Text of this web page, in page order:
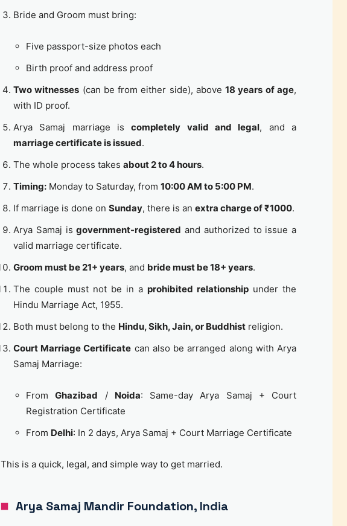
Bride and Groom must bring:
Five passport-size photos each
Birth proof and address proof
Two witnesses (can be from either side), above18 years of age,
with ID proof.
Arya Samaj marriage iscompletely valid and legal, and a
marriage certificate is issued.
The whole process takes about 2 to 4 hours.
Timing: Monday to Saturday, from 10:00 AM to 5:00 PM.
If marriage is done on Sunday, there is an extra charge of ₹1000.
Arya Samaj isgovernment-registered and authorized to issue a
valid marriage certificate.
Groom must be 21+ years, and bride must be 18+ years.
The couple must not be in a prohibited relationship under the
Hindu Marriage Act, 1955.
Both must belong to the Hindu, Sikh, Jain, or Buddhist religion.
Court Marriage Certificate can also be arranged along with Arya
Samaj Marriage:
FromGhazibad / Noida: Same-day Arya Samaj + Court
Registration Certificate
From Delhi: In 2 days, Arya Samaj + Court Marriage Certificate
This is a quick, legal, and simple way to get married.
Arya Samaj Mandir Foundation, India